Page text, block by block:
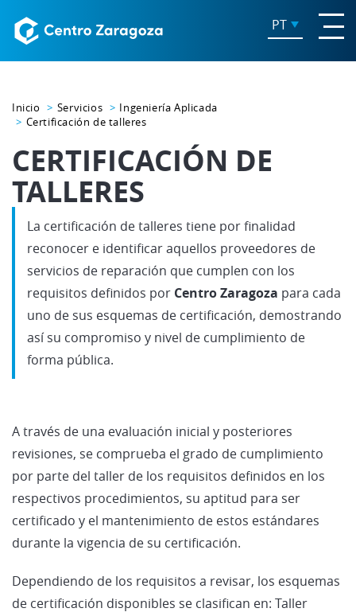
PT
Inicio Servicios
Ingeniería Aplicada
Certificación de talleres
CERTIFICACIÓN DE
TALLERES
La certificación de talleres tiene por finalidad
reconocer e identificar aquellos proveedores de
servicios de reparación que cumplen con los
requisitos definidos por Centro Zaragoza para cada
uno de sus esquemas de certificación, demostrando
así su compromiso y nivel de cumplimiento de
forma pública.
A través de una evaluación inicial y posteriores
revisiones, se comprueba el grado de cumplimiento
por parte del taller de los requisitos definidos en los
respectivos procedimientos, su aptitud para ser
certificado y el mantenimiento de estos estándares
durante la vigencia de su certificación.
Dependiendo de los requisitos a revisar, los esquemas
de certificación disponibles se clasifican en: Taller